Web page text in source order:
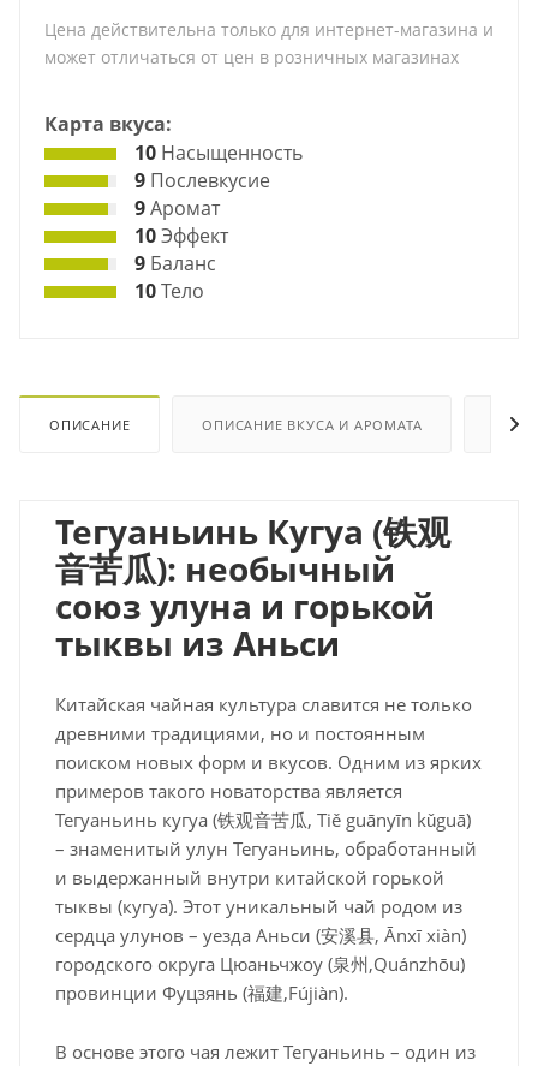
Цена действительна только для интернет-магазина и
может отличаться от цен в розничных магазинах
Карта вкуса:
10 Насыщенность
9 Послевкусие
9Аромат
10Эффект
9 Баланс
10Тело
ОПИСАНИЕ ОПИСАНИЕ ВКУСА И АРОМАТА
Тегуаньинь Кугуа (铁观
音苦瓜): необычный
союз улуна и горькой
тыквы из Аньси
Китайская чайная культура славится не только
древними традициями, но и постоянным
поиском новых форм и вкусов. Одним из ярких
примеров такого новаторства является
Тегуаньинь кугуа (铁观音苦瓜, Tiě guānyīn kǔguā)
– знаменитый улун Тегуаньинь, обработанный
и выдержанный внутри китайской горькой
тыквы (кугуа). Этот уникальный чай родом из
сердца улунов – уезда Аньси (安溪县, Ānxī xiàn)
городского округа Цюаньчжоу (泉州,Quánzhōu)
провинции Фуцзянь (福建,Fújiàn).
В основе этого чая лежит Тегуаньинь – один из